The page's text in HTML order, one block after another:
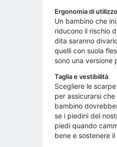
Ergonomia di utilizzo
Un bambino che
riducono il rischio
dita saranno
quelli con suola
sono una versione
Taglia e vestibilità
Scegliere le
per assicurarsi
bambino
se i piedini del
piedi quando
bene e sostenere